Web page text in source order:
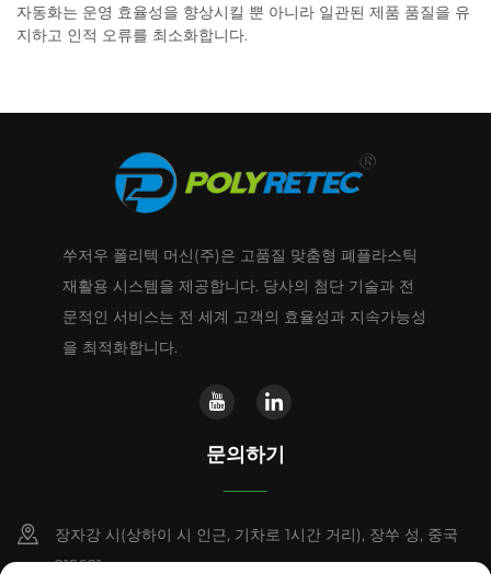
자동화는 운영 효율성을 향상시킬 뿐 아니라 일관된 제품 품질을 유
지하고 인적 오류를 최소화합니다.
쑤저우 폴리텍 머신(주)은 고품질 맞춤형 폐플라스틱
재활용 시스템을 제공합니다. 당사의 첨단 기술과 전
문적인 서비스는 전 세계 고객의 효율성과 지속가능성
을 최적화합니다.
문의하기
장자강 시(상하이 시 인근, 기차로 1시간 거리), 장쑤 성, 중국
215621